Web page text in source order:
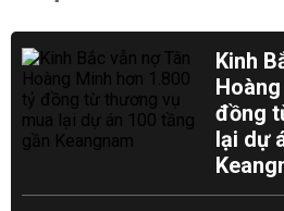
Kinh
đồng
lại dự